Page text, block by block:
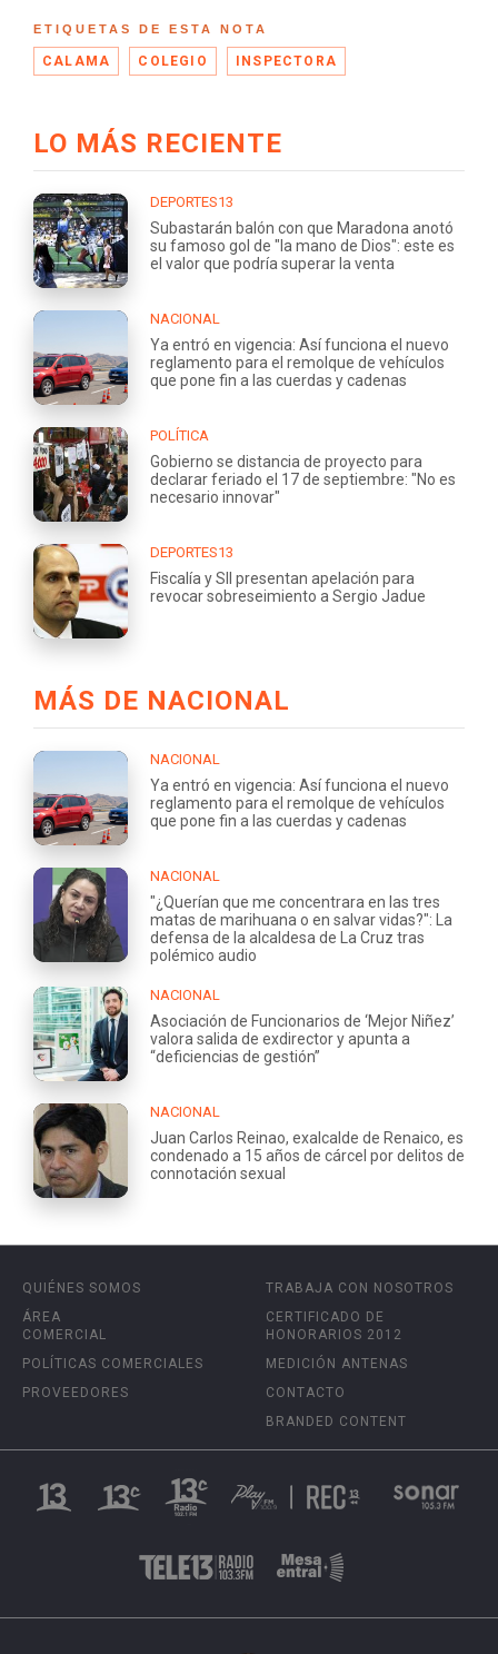
ETIQUETAS DE ESTA NOTA
CALAMA COLEGIO INSPECTORA
LO MÁS RECIENTE
DEPORTES13
Subastarán balón con que Maradona anotó
su famoso gol de "la mano de Dios": este es
el valor que podría superar la venta
NACIONAL
Ya entró en vigencia: Así funciona el nuevo
reglamento para el remolque de vehículos
que pone fin a las cuerdas y cadenas
POLÍTICA
Gobierno se distancia de proyecto para
declarar feriado el 17 de septiembre: "No es
necesario innovar"
DEPORTES13
Fiscalía y SII presentan apelación para
revocar sobreseimiento a Sergio Jadue
MÁS DE NACIONAL
NACIONAL
Ya entró en vigencia: Así funciona el nuevo
reglamento para el remolque de vehículos
que pone fin a las cuerdas y cadenas
NACIONAL
"¿Querían que me concentrara en las tres
matas de marihuana o en salvar vidas?": La
defensa de la alcaldesa de La Cruz tras
polémico audio
NACIONAL
Asociación de Funcionarios de ‘Mejor Niñez’
valora salida de exdirector y apunta a
“deficiencias de gestión”
NACIONAL
Juan Carlos Reinao, exalcalde de Renaico, es
condenado a 15 años de cárcel por delitos de
connotación sexual
QUIÉNES SOMOS
ÁREA
COMERCIAL
POLÍTICAS COMERCIALES
PROVEEDORES
TRABAJA CON NOSOTROS
CERTIFICADO DE
HONORARIOS 2012
MEDICIÓN ANTENAS
CONTACTO
BRANDED CONTENT